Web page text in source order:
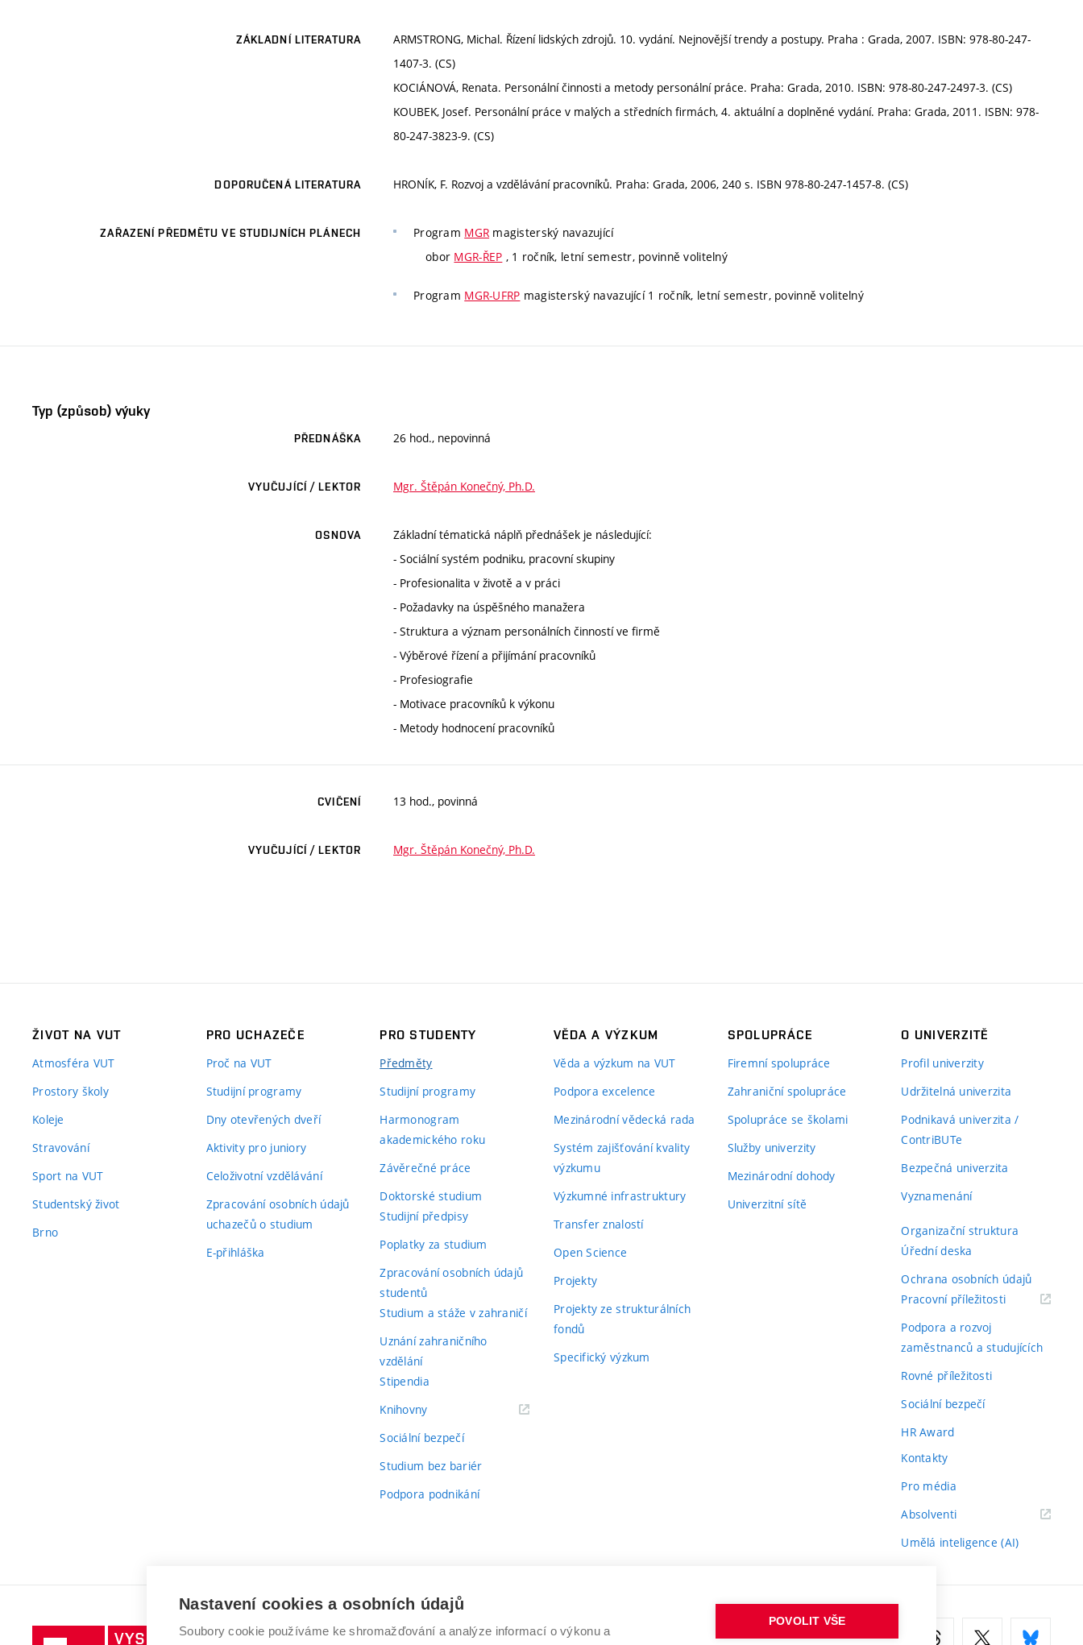
ZÁKLADNÍ LITERATURA
ARMSTRONG, Michal. Řízení lidských zdrojů. 10. vydání. Nejnovější trendy a postupy. Praha : Grada, 2007. ISBN: 978-80-247-
1407-3. (CS)
KOCIÁNOVÁ, Renata. Personální činnosti a metody personální práce. Praha: Grada, 2010. ISBN: 978-80-247-2497-3. (CS)
KOUBEK, Josef. Personální práce v malých a středních firmách, 4. aktuální a doplněné vydání. Praha: Grada, 2011. ISBN: 978-
80-247-3823-9. (CS)
DOPORUČENÁ LITERATURA HRONÍK, F. Rozvoj a vzdělávání pracovníků. Praha: Grada, 2006, 240 s. ISBN 978-80-247-1457-8. (CS)
ZAŘAZENÍ PŘEDMĚTU VE STUDIJNÍCH PLÁNECH Program MGR magisterský navazující
obor MGR-ŘEP , 1 ročník, letní semestr, povinně volitelný
Program MGR-UFRP magisterský navazující 1 ročník, letní semestr, povinně volitelný
Typ (způsob) výuky
PŘEDNÁŠKA 26 hod., nepovinná
VYUČUJÍCÍ / LEKTOR Mgr. Štěpán Konečný, Ph.D.
OSNOVA
Základní tématická náplň přednášek je následující:
- Sociální systém podniku, pracovní skupiny
- Profesionalita v životě a v práci
- Požadavky na úspěšného manažera
- Struktura a význam personálních činností ve firmě
- Výběrové řízení a přijímání pracovníků
- Profesiografie
- Motivace pracovníků k výkonu
- Metody hodnocení pracovníků
CVIČENÍ 13 hod., povinná
VYUČUJÍCÍ / LEKTOR Mgr. Štěpán Konečný, Ph.D.
ŽIVOT NA VUT
Atmosféra VUT
Prostory školy
Koleje
Stravování
Sport na VUT
Studentský život
Brno
PRO UCHAZEČE
Proč na VUT
Studijní programy
Dny otevřených dveří
Aktivity pro juniory
Celoživotní vzdělávání
Zpracování osobních údajů
uchazečů o studium
E-přihláška
PRO STUDENTY
Předměty
Studijní programy
Harmonogram
akademického roku
Závěrečné práce
Doktorské studium
Studijní předpisy
Poplatky za studium
Zpracování osobních údajů
studentů
Studium a stáže v zahraničí
Uznání zahraničního
vzdělání
Stipendia
Knihovny(externí
Sociální bezpečí
Studium bez bariér
Podpora podnikání
VĚDA A VÝZKUM
Věda a výzkum na VUT
Podpora excelence
Mezinárodní vědecká rada
Systém zajišťování kvality
výzkumu
Výzkumné infrastruktury
Transfer znalostí
Open Science
Projekty
Projekty ze strukturálních
fondů
Specifický výzkum
SPOLUPRÁCE
Firemní spolupráce
Zahraniční spolupráce
Spolupráce se školami
Služby univerzity
Mezinárodní dohody
Univerzitní sítě
O UNIVERZITĚ
Profil univerzity
Udržitelná univerzita
Podnikavá univerzita /
ContriBUTe
Bezpečná univerzita
Vyznamenání
Organizační struktura
Úřední deska
Ochrana osobních údajů
Pracovní příležitosti(externí
Podpora a rozvoj
zaměstnanců a studujících
Rovné příležitosti
Sociální bezpečí
HR Award
Kontakty
Pro média
Absolventi(externí
Umělá inteligence (AI)
Vysoké VYSOKÉ UČENÍ TECHNICKÉ V BRNĚ
Nastavení cookies a osobních údajů
Soubory cookie používáme ke shromažďování a analýze informací o výkonu a
POVOLIT VŠE